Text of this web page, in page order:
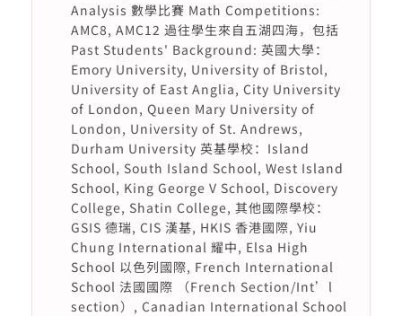
Analysis 數學比賽 Math Competitions:
AMC8, AMC12 過往學生來自五湖四海，包括
Past Students' Background: 英國大學：
Emory University, University of Bristol,
University of East Anglia, City University
of London, Queen Mary University of
London, University of St. Andrews,
Durham University 英基學校：Island
School, South Island School, West Island
School, King George V School, Discovery
College, Shatin College, 其他國際學校：
GSIS 德瑞, CIS 漢基, HKIS 香港國際, Yiu
Chung International 耀中, Elsa High
School 以色列國際, French International
School 法國國際 （French Section/Int’l
section）, Canadian International School